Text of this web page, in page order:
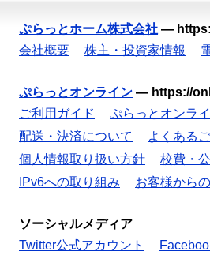
ぷらっとホーム株式会社 —
会社概要
株主・投資家情報
ぷらっとオンライン — https://
ご利用ガイド
ぷらっとオンラ
配送・決済について
よくある
個人情報取り扱い方針
校費・
IPv6への取り組み
お客様から
ソーシャルメディア
Twitter公式アカウント